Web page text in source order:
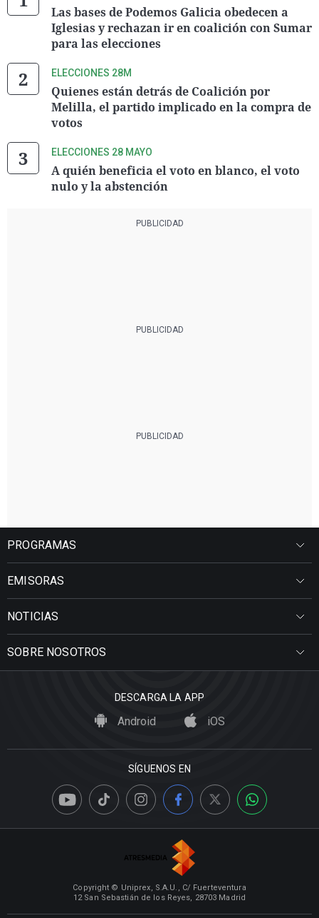
Las bases de Podemos Galicia obedecen a
Iglesias y rechazan ir en coalición con Sumar
para las elecciones
ELECCIONES 28M
Quienes están detrás de Coalición por
Melilla, el partido implicado en la compra de
votos
ELECCIONES 28 MAYO
A quién beneficia el voto en blanco, el voto
nulo y la abstención
PROGRAMAS
EMISORAS
NOTICIAS
SOBRE NOSOTROS
DESCARGA LA APP
Android iOS
SÍGUENOS EN
Copyright © Uniprex, S.A.U., C/ Fuerteventura
12 San Sebastián de los Reyes, 28703 Madrid